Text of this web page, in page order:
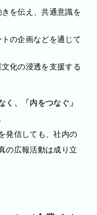
を伝え、共通意識を
の企画などを通じて
化の浸透を支援する
く、「内をつなぐ」
発信しても、社内の
の広報活動は成り立